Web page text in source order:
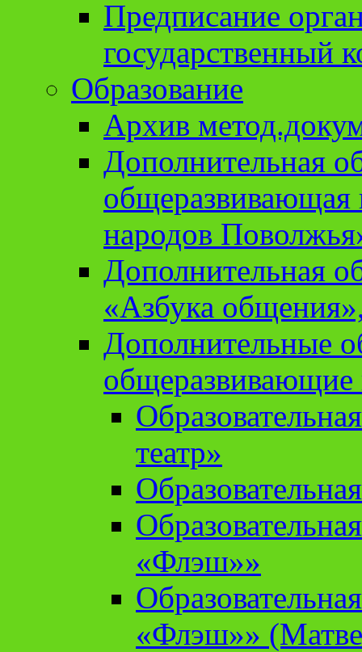
Предписание
государственный
Образование
Архив
Дополнительная
народов
Дополнительная
«Азбука
Дополнительные
театр»
«Флэш»»
«Флэш»»